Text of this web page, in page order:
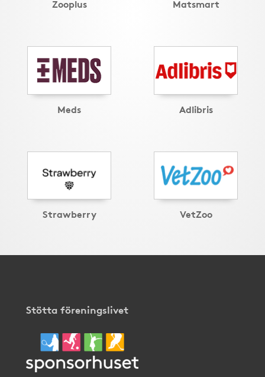
Zooplus Matsmart
Meds Adlibris
Strawberry VetZoo
Stötta föreningslivet